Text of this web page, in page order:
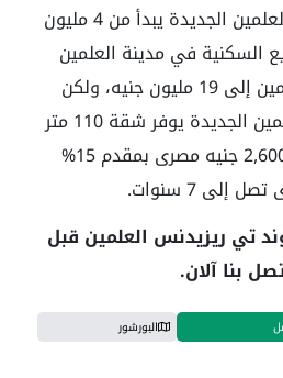
متوسط سعر شقة في العلمين الجديدة يبدأ من 4 مليون
السكنية في مدينة العلمين
يصل سعر شقة في العلمين إلى 19 مليون جنيه، ولكن
كمبوند تي ريزيدنس العلمين الجديدة يوفر شقة 110 متر
مربع بسعر يبدأ من 2,600,000 جنيه مصرى بمقدم 15%
7 سنوات.
تي ريزيدنس العلمين قبل
بنا آلان.
البورشور